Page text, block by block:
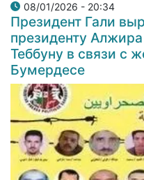
08/01/2026 - 20:34
Президент Гали
президенту
Теббуну в связи с
Бумердесе